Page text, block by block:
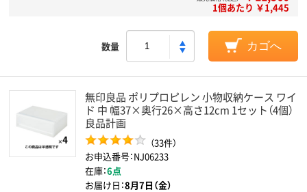
1個あたり ￥1,445
数量 カゴへ
無印良品 ポリプロピレン 小物収納ケース ワイ
ド 中 幅37×奥行26×高さ12cm 1セット（4個）
良品計画
（33件）
お申込番号：NJ06233
在庫：6点
お届け日：8月7日（金）